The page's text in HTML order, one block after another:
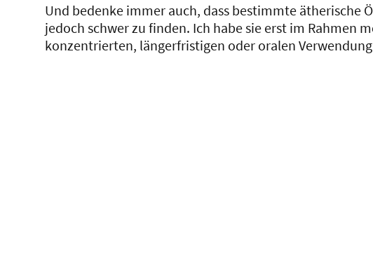
Und bedenke immer auch, dass bestimmte
jedoch schwer zu finden. Ich habe sie erst im Rahmen
konzentrierten, längerfristigen oder oralen